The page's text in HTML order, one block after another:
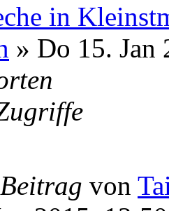
in
» Do 15. Jan
von